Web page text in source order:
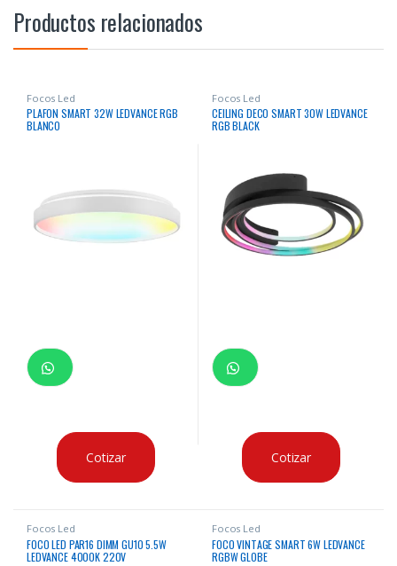
Productos relacionados
Focos Led
PLAFON SMART 32W LEDVANCE RGB
BLANCO
Cotizar
Focos Led
CEILING DECO SMART 30W LEDVANCE
RGB BLACK
Cotizar
Focos Led
FOCO LED PAR16 DIMM GU10 5.5W
LEDVANCE 4000K 220V
Focos Led
FOCO VINTAGE SMART 6W LEDVANCE
RGBW GLOBE